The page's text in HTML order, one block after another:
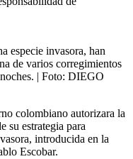
especie invasora, han
de varios corregimientos
| Foto: DIEGO
colombiano autorizara la
su estrategia para
introducida en la
Escobar.